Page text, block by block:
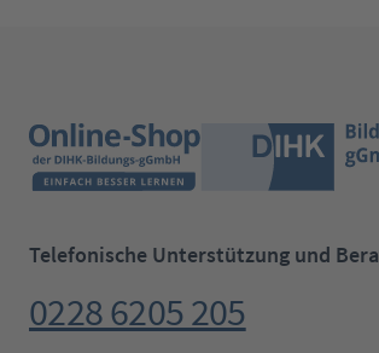
Telefonische Unterstützung und
0228 6205 205